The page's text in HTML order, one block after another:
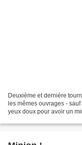
Deuxième et dernière
les mêmes ouvrages -
yeux doux pour avoir un